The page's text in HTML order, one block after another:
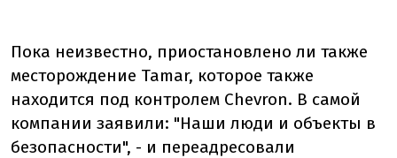
Пока неизвестно, приостановлено ли также
месторождение Tamar, которое также
находится под контролем Chevron. В самой
компании заявили: "Наши люди и объекты в
безопасности", - и переадресовали